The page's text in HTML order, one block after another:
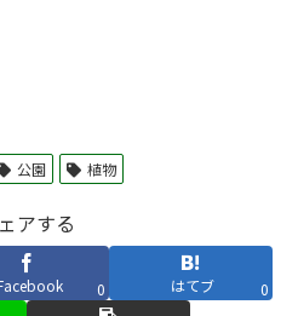
公園 植物
アする
0 はてブ 0